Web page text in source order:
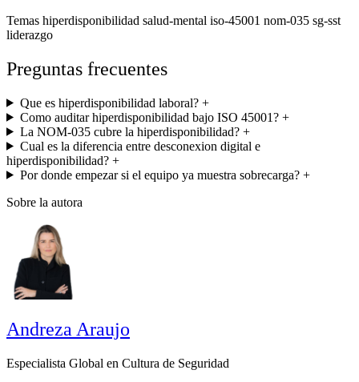
Temas hiperdisponibilidad salud-mental iso-45001 nom-035 sg-sst
liderazgo
Preguntas frecuentes
Que es hiperdisponibilidad laboral?+
Como auditar hiperdisponibilidad bajo ISO 45001?+
La NOM-035 cubre la hiperdisponibilidad?+
Cual es la diferencia entre desconexion digital e
hiperdisponibilidad? +
Por donde empezar si el equipo ya muestra sobrecarga?+
Sobre la autora
Andreza Araujo
Especialista Global en Cultura de Seguridad